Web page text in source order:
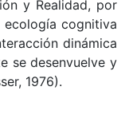
y Realidad, por
ecología cognitiva
dinámica
se desenvuelve y
1976).